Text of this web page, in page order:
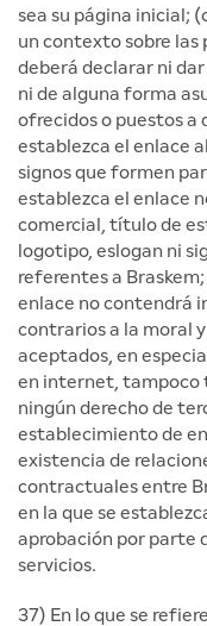
sea su página inicial;
un contexto sobre las
deberá declarar ni
ni de alguna forma
ofrecidos o puestos a
establezca el enlace
signos que formen
establezca el enlace
comercial, título de
logotipo, eslogan ni
referentes a
enlace no contendrá
contrarios a la moral
aceptados, en
en internet, tampoco
ningún derecho de
establecimiento de
existencia de
contractuales entre
en la que se
aprobación por parte
servicios.
37) En lo que se